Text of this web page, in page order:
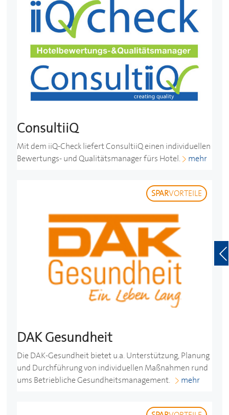
ConsultiiQ
Mit dem iiQ-Check liefert ConsultiiQ einen individuellen
Bewertungs- und Qualitätsmanager fürs Hotel.
mehr
SPARVORTEILE
DAK Gesundheit
Die DAK-Gesundheit bietet u.a. Unterstützung, Planung
und Durchführung von individuellen Maßnahmen rund
ums Betriebliche Gesundheitsmanagement.
mehr